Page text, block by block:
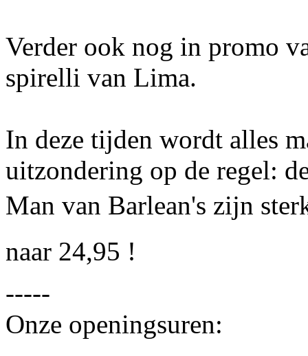
Verder ook nog in promo
spirelli van Lima.
In deze tijden wordt alles
uitzondering op de regel:
Man van Barlean's zijn
naar 24,95 !
-----
Onze openingsuren: